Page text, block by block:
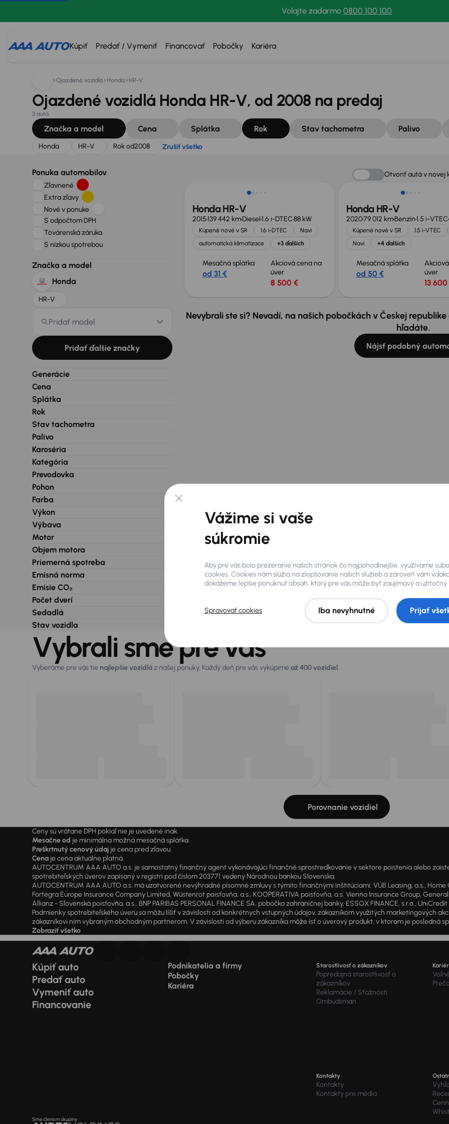
Volajte zadarmo 0800 100 100
Kúpiť Predať / Vymeniť Financovať Pobočky Kariéra
Hľadáte: Zrušiť všetko
Ojazdené vozidlá Honda HR-V
Ojazdené vozidlá Honda HR-V, od 2008 na predaj
3 autá
Značka a model Cena Splátka Rok Stav tachometra Palivo
Honda HR-V Rok od2008 Zrušiť všetko
Ponuka automobilov
Zľavnené
Extra zľavy
Nové v ponuke
S odpočtom DPH
Továrenská záruka
S nízkou spotrebou
Značka a model
Honda
HR-V
Pridať model
Pridať ďalšie značky
Generácie
Cena
Splátka
Rok
Stav tachometra
Palivo
Karoséria
Kategória
Prevodovka
Pohon
Farba
Výkon
Výbava
Motor
Objem motora
Priemerná spotreba
Emisná norma
Emisie CO₂
Počet dverí
Sedadlá
Stav vozidla
Otvoriť autá v novej
Honda HR-V
2015139 442 kmDiesel1.6 i-DTEC88 kW
Kúpené nové v SR 1.6 i-DTEC
Navi
automatická klimatizace
+3 ďalších
Mesačná splátka
od 31 €
Akciová cena na
úver
8 500 €
Honda HR-V
202079 012 kmBenzín1.5 i-VTEC
Kúpené nové v SR 1.5 i-VTEC
Navi
+4 ďalších
Mesačná splátka
od 50 €
úver
13
Nevybrali ste si? Nevadí, na našich pobočkách v Českej
hľadáte.
Nájsť podobný
Vybrali sme pre vás
Vyberáme pre vás tie najlepšie vozidláz našej ponuky. Každý deň pre vás vykúpimeaž 400 vozidiel.
Porovnanie vozidiel
Ceny sú vrátane DPH pokiaľ nie je uvedené inak.
Mesačne od je minimálna možná mesačná splátka.
Preškrtnutý cenový údaj je cena pred zľavou.
Cena je cena aktuálne platná.
AUTOCENTRUM AAA AUTO a.s. je samostatný finančný agent vykonávajúci finančné sprostredkovanie v sektore poistenia alebo
spotrebiteľských úverov zapísaný v registri pod číslom 203771 vedený Národnou bankou Slovenska.
AUTOCENTRUM AAA AUTO a.s. má uzatvorené nevýhradné písomné zmluvy s týmito finančnými inštitúciami: VÚB Leasing, a.s.,
Fortegra Europe Insurance Company Limited, Wüstenrot poisťovňa, a.s., KOOPERATIVA poisťovňa, a.s. Vienna Insurance Group,
Allianz - Slovenská poisťovňa, a.s., BNP PARIBAS PERSONAL FINANCE SA, pobočka zahraničnej banky, ESSOX FINANCE, s.r.o.,
Podmienky spotrebiteľského úveru sa môžu líšiť v závislosti od konkrétnych vstupných údajov, zákazníkom využitých marketingových
zákazníkovi ním vybraným obchodným partnerom. V závislosti od výberu zákazníka môže ísť o úverový produkt, v ktorom je posledná
Zobraziť všetko
Kúpiť auto
Predať auto
Vymeniť auto
Financovanie
Podnikatelia a firmy
Pobočky
Kariéra
Starostlivosť o zákazníkov
Popredajná starostlivosť o
zákazníkov
Reklamácie / Sťažnosti
Ombudsman
Kontakty
Kontakty
Kontakty pre média
Sme členom skupiny
Vážime si vaše
súkromie
Aby pre vás bolo prezeranie našich stránok čo najpohodlnejšie, využívame
cookies. Cookies nám slúžia na zlepšovanie našich služieb a zároveň vám
dokážeme lepšie ponúknuť obsah, ktorý pre vás môže byť zaujímavý a užitočný.
Spravovať cookies Iba nevyhnutné Prijať